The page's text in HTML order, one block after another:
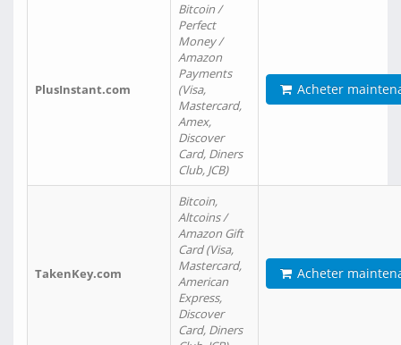
PlusInstant.com
Bitcoin /
Perfect
Money /
Amazon
Payments
(Visa,
Mastercard,
Amex,
Discover
Card, Diners
Club, JCB)
Acheter
TakenKey.com
Bitcoin,
Altcoins /
Amazon Gift
Card (Visa,
Mastercard,
American
Express,
Discover
Card, Diners
Acheter